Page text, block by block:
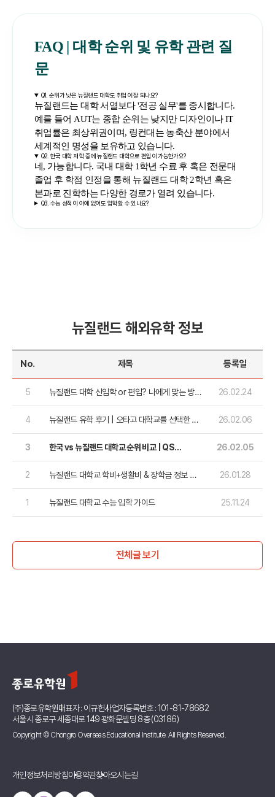
FAQ | 대학 순위 및 유학 관련 질
문
Q1. 순위가 낮은 뉴질랜드 대학도 취업이 잘 되나요?
뉴질랜드는 대학 서열보다 '전공 실무'를 중시합니다.
예를 들어 AUT는 종합 순위는 낮지만 디자인이나 IT
취업률은 최상위권이며, 링컨대는 농축산 분야에서
세계적인 명성을 보유하고 있습니다.
Q2. 한국 대학 재학 중에 뉴질랜드 대학으로 편입이 가능한가요?
네, 가능합니다. 국내 대학 1학년 수료 후 혹은 전문대
졸업 후 학점 인정을 통해 뉴질랜드 대학 2학년 혹은
본과로 진학하는 다양한 경로가 열려 있습니다.
Q3. 수능 성적이 아예 없어도 입학할 수 있나요?
뉴질랜드 해외유학 정보
No. 제목 등록일
5
뉴질랜드 대학 신입학 or 편입? 나에게 맞는 방
26.02.24
4
뉴질랜드 유학 후기 | 오타고 대학교를 선택한 이
26.02.06
3
한국 vs 뉴질랜드 대학교 순위 비교 | QS
26.02.05
2
뉴질랜드 대학교 학비+생활비 & 장학금 정보 한
26.01.28
1 뉴질랜드 대학교 수능 입학 가이드 25.11.24
전체글 보기
(주)종로유학원대표자 : 이규헌사업자등록번호 : 101-81-78682
서울시 종로구 세종대로 149 광화문빌딩 8층 (03186)
Copyright © Chongro Overseas Educational Institute. All Rights Reserved.
개인정보처리방침이용약관찾아오시는길